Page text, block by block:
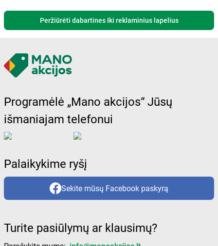
Peržiūrėti dabartines Iki reklaminius lapelius
Programėlė „Mano akcijos“ Jūsų
išmaniajam telefonui
Palaikykime ryšį
Sekite mūsų Facebook paskyrą
Turite pasiūlymų ar klausimų?